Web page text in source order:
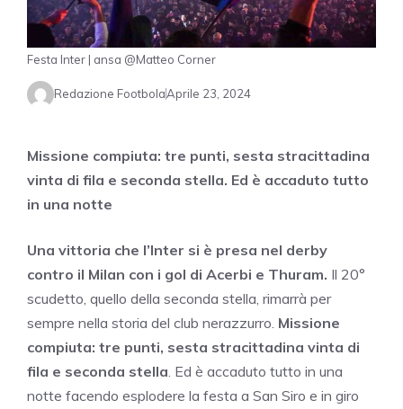
Festa Inter | ansa @Matteo Corner
Redazione FootbolaAprile 23, 2024
Missione compiuta: tre punti, sesta stracittadina
vinta di fila e seconda stella. Ed è accaduto tutto
in una notte
Una vittoria che l’Inter si è presa nel derby
contro il Milan con i gol di Acerbi e Thuram. Il 20°
scudetto, quello della seconda stella, rimarrà per
sempre nella storia del club nerazzurro. Missione
compiuta: tre punti, sesta stracittadina vinta di
fila e seconda stella . Ed è accaduto tutto in una
notte facendo esplodere la festa a San Siro e in giro